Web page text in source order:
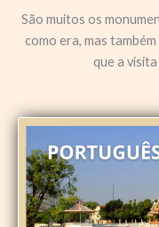
São muitos os
como era, mas
que a visita